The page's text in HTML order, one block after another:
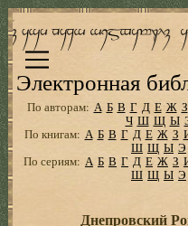
Электронная
По авторам: А Б В Г Д Е Ж З
Ч Ш Щ Ы
По книгам: А Б В Г Д Е Ж З
Ш Щ Ы Э
По сериям: А Б В Г Д Е Ж З
Ш Щ Ы Э
Днепровский